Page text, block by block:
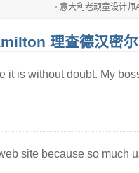
意大利老顽童设计
理查德汉密
it is without doubt. My
site because so much